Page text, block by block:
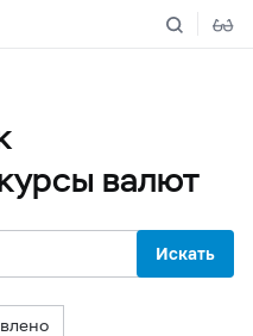
валют
Искать